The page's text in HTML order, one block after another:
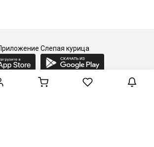
Слепая курица
Слепая курица - fashion concept store.